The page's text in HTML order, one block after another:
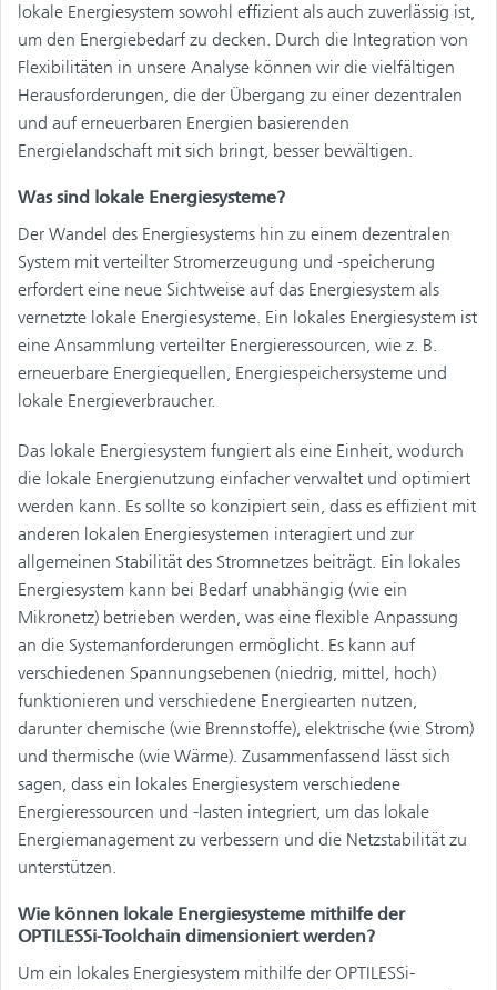
lokale Energiesystem sowohl effizient als auch zuverlässig ist,
um den Energiebedarf zu decken. Durch die Integration von
Flexibilitäten in unsere Analyse können wir die vielfältigen
Herausforderungen, die der Übergang zu einer dezentralen
und auf erneuerbaren Energien basierenden
Energielandschaft mit sich bringt, besser bewältigen.
Was sind lokale Energiesysteme?
Der Wandel des Energiesystems hin zu einem dezentralen
System mit verteilter Stromerzeugung und -speicherung
erfordert eine neue Sichtweise auf das Energiesystem als
vernetzte lokale Energiesysteme. Ein lokales Energiesystem ist
eine Ansammlung verteilter Energieressourcen, wie z. B.
erneuerbare Energiequellen, Energiespeichersysteme und
lokale Energieverbraucher.
Das lokale Energiesystem fungiert als eine Einheit, wodurch
die lokale Energienutzung einfacher verwaltet und optimiert
werden kann. Es sollte so konzipiert sein, dass es effizient mit
anderen lokalen Energiesystemen interagiert und zur
allgemeinen Stabilität des Stromnetzes beiträgt. Ein lokales
Energiesystem kann bei Bedarf unabhängig (wie ein
Mikronetz) betrieben werden, was eine flexible Anpassung
an die Systemanforderungen ermöglicht. Es kann auf
verschiedenen Spannungsebenen (niedrig, mittel, hoch)
funktionieren und verschiedene Energiearten nutzen,
darunter chemische (wie Brennstoffe), elektrische (wie Strom)
und thermische (wie Wärme). Zusammenfassend lässt sich
sagen, dass ein lokales Energiesystem verschiedene
Energieressourcen und -lasten integriert, um das lokale
Energiemanagement zu verbessern und die Netzstabilität zu
unterstützen.
Wie können lokale Energiesysteme mithilfe der
OPTILESSi-Toolchain dimensioniert werden?
Um ein lokales Energiesystem mithilfe der OPTILESSi-